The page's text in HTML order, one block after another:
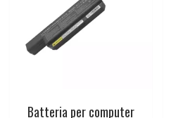
Batteria per computer